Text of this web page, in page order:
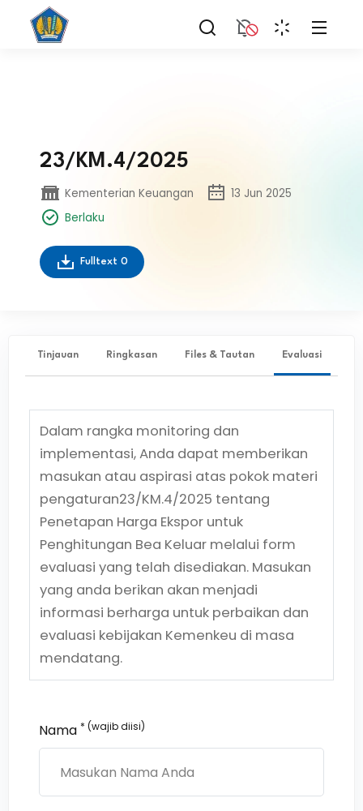
23/KM.4/2025
Kementerian Keuangan
13 Jun 2025
Berlaku
Fulltext 0
Tinjauan Ringkasan Files & Tautan Evaluasi
Dalam rangka monitoring dan
implementasi, Anda dapat memberikan
masukan atau aspirasi atas pokok materi
pengaturan23/KM.4/2025 tentang
Penetapan Harga Ekspor untuk
Penghitungan Bea Keluar melalui form
evaluasi yang telah disediakan. Masukan
yang anda berikan akan menjadi
informasi berharga untuk perbaikan dan
evaluasi kebijakan Kemenkeu di masa
mendatang.
Nama * (wajib diisi)